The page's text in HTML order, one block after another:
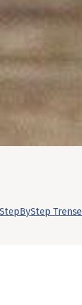
Trense